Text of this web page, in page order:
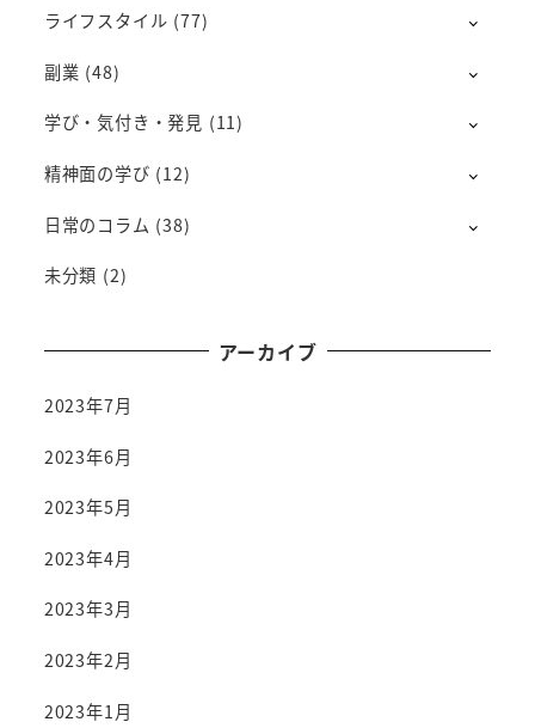
ライフスタイル (77)
副業 (48)
学び・気付き・発見 (11)
精神面の学び (12)
日常のコラム (38)
未分類 (2)
アーカイブ
2023年7月
2023年6月
2023年5月
2023年4月
2023年3月
2023年2月
2023年1月